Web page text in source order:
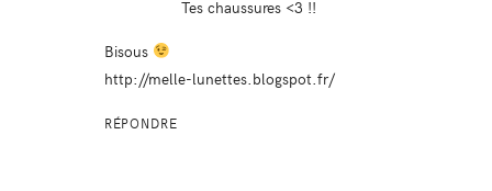
Tes chaussures <3 !!
Bisous
http://melle-lunettes.blogspot.fr/
RÉPONDRE